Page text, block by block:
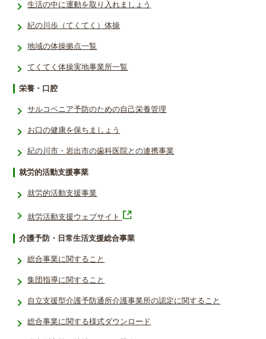
生活の中に運動を取り入れましょう
紀の川歩（てくてく）体操
地域の体操拠点一覧
てくてく体操実地事業所一覧
栄養・口腔
サルコペニア予防のための自己栄養管理
お口の健康を保ちましょう
紀の川市・岩出市の歯科医院との連携事業
就労的活動支援事業
就労的活動支援事業
就労活動支援ウェブサイト
介護予防・日常生活支援総合事業
総合事業に関すること
集団指導に関すること
自立支援型介護予防通所介護事業所の認定に関すること
総合事業に関する様式ダウンロード